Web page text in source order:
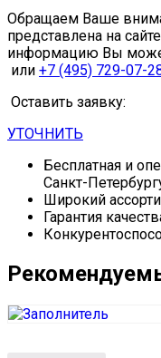
Обращаем Ваше
представлена на
информацию Вы
или +7 (495) 729-07-
Оставить заявку:
УТОЧНИТЬ
Бесплатная и
Санкт-
Широкий
Гарантия